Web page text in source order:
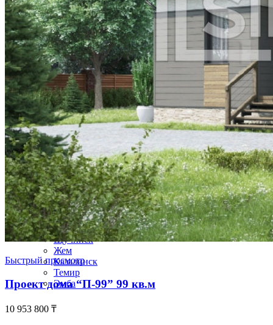
Каскелен
Кентау
Кулсары
Ленгер
Лисаковск
Макинск
Мамлютка
Сарканд
Сарыагаш
Сергеевка
Степняк
Тайынша
Талгар
Тобыл
Ушарал
Уштобе
Хромтау
Шалкар
Шардара
Шемонаиха
Шу
Щучинск
Жем
Казалинск
Темир
Эмба
Быстрый просмотр
Проект дома “П-99” 99 кв.м
10 953 800 ₸